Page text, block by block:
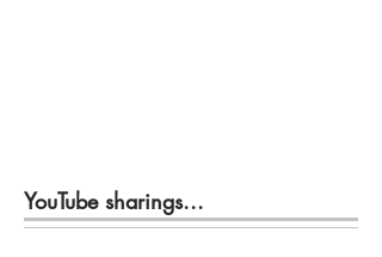
YouTube sharings...